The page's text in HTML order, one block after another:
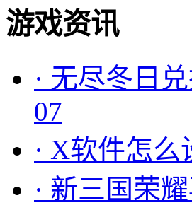
游戏资讯
· 无尽冬日
07
· X软件怎么
· 新三国荣